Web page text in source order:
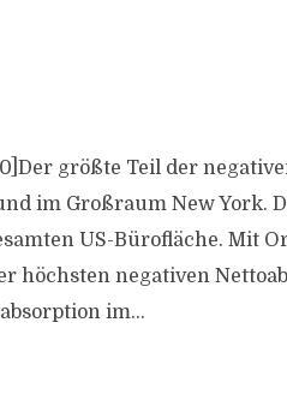
größte Teil der
im Großraum New York.
US-Bürofläche. Mit
höchsten negativen
im...